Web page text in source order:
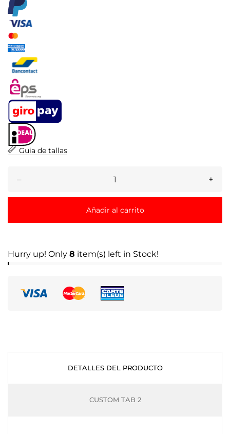
Guia de tallas
– +
Añadir al carrito
Hurry up! Only 8 item(s) left in Stock!
DETALLES DEL PRODUCTO
CUSTOM TAB 2